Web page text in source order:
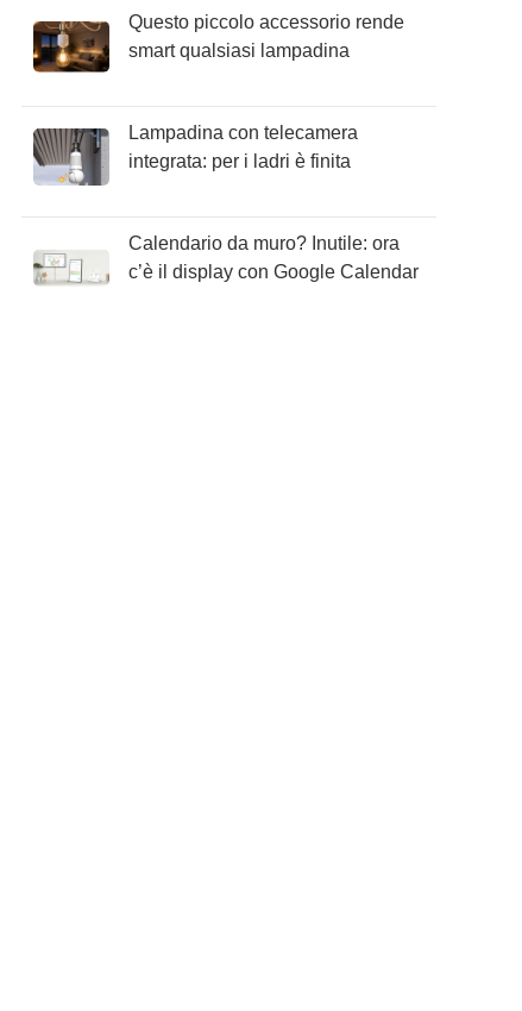
Questo piccolo accessorio rende
smart qualsiasi lampadina
Lampadina con telecamera
integrata: per i ladri è finita
Calendario da muro? Inutile: ora
c’è il display con Google Calendar